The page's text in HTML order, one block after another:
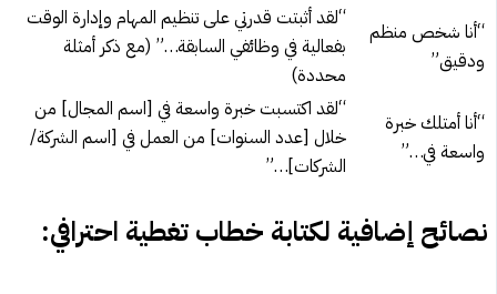
“أنا شخص منظم
ودقيق”
“لقد أثبتت قدرتي على تنظيم المهام وإدارة الوقت
بفعالية في وظائفي السابقة…” (مع ذكر أمثلة
محددة)
“أنا أمتلك خبرة
واسعة في…”
“لقد اكتسبت خبرة واسعة في [اسم المجال] من
خلال [عدد السنوات] من العمل في [اسم الشركة/
الشركات]…”
نصائح إضافية لكتابة خطاب تغطية احترافي: